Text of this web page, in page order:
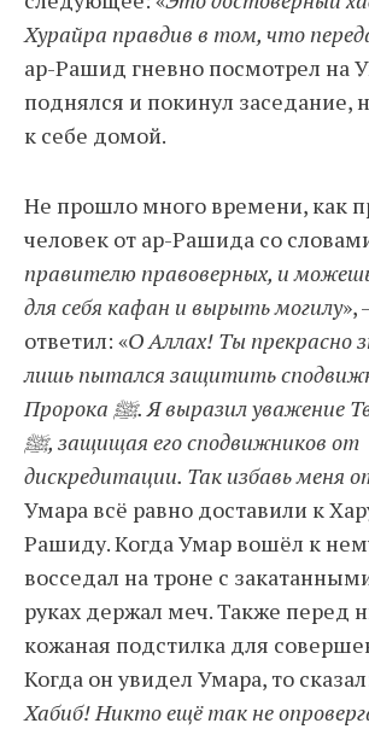
Хурайра правдив в том, что
ар-Рашид гневно посмотрел на
поднялся и покинул заседание,
к себе домой.
Не прошло много времени, как
человек от ар-Рашида со
правителю правоверных, и
для себя кафан и вырыть могилу»,
ответил: «О Аллах! Ты прекрасно
лишь пытался защитить
Пророка ﷺ. Я выразил уважение Твоему Пророку
ﷺ, защищая его сподвижников от
дискредитации. Так избавь меня
Умара всё равно доставили к
Рашиду. Когда Умар вошёл к
восседал на троне с
руках держал меч. Также перед
кожаная подстилка для
Когда он увидел Умара, то
Хабиб! Никто ещё так не